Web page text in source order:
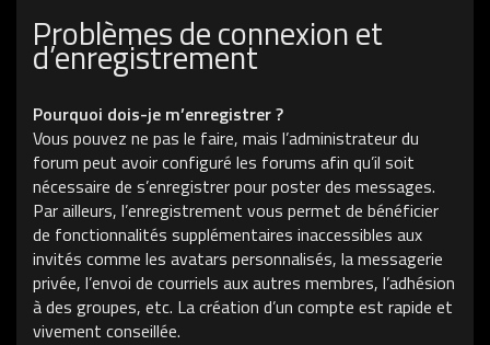
Problèmes de connexion et
d’enregistrement
Pourquoi dois-je m’enregistrer ?
Vous pouvez ne pas le faire, mais l’administrateur du
forum peut avoir configuré les forums afin qu’il soit
nécessaire de s’enregistrer pour poster des messages.
Par ailleurs, l’enregistrement vous permet de bénéficier
de fonctionnalités supplémentaires inaccessibles aux
invités comme les avatars personnalisés, la messagerie
privée, l’envoi de courriels aux autres membres, l’adhésion
à des groupes, etc. La création d’un compte est rapide et
vivement conseillée.